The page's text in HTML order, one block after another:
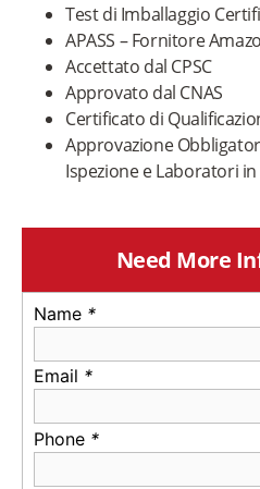
Test di Imballaggio
APASS – Fornitore
Accettato dal CPSC
Approvato dal CNAS
Certificato di
Approvazione
Ispezione e Laboratori in
Need More
Name *
Email *
Phone *